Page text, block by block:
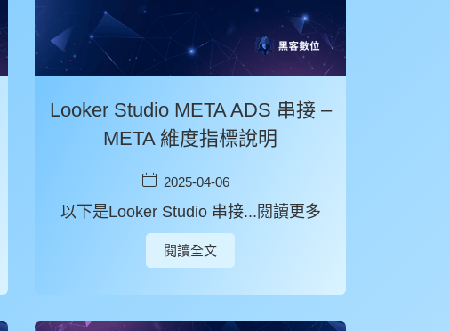
Looker Studio META ADS 串接 –
META 維度指標說明
2025-04-06
以下是Looker Studio 串接...閱讀更多
閱讀全文